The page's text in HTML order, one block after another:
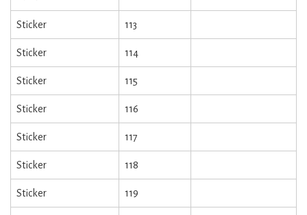
Sticker 113
Sticker 114
Sticker 115
Sticker 116
Sticker 117
Sticker 118
Sticker 119